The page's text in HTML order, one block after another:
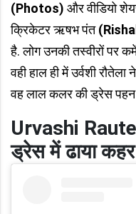
(Photos) और वीडियो
क्रिकेटर ऋषभ पंत
है. लोग उनकी तस्वीरों पर
वही हाल ही में उर्वशी
वह लाल कलर की ड्रेस
Urvashi
ड्रेस में ढाया कहर